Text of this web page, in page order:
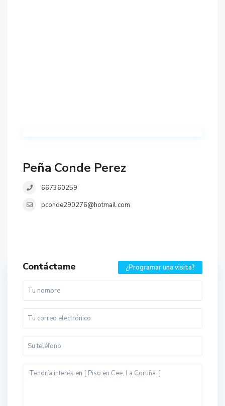
Peña Conde Perez
667360259
pconde290276@hotmail.com
Contáctame ¿Programar una visita?